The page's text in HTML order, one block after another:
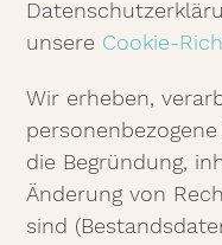
unsere Cookie-
Wir erheben,
die Begründung,
Änderung von
sind